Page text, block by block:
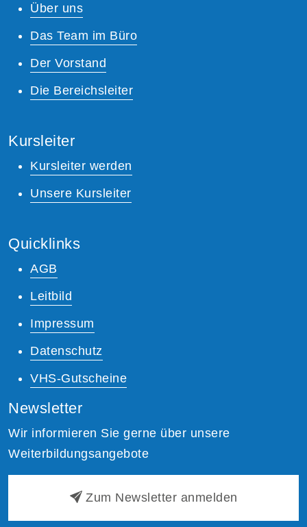
Über uns
Das Team im Büro
Der Vorstand
Die Bereichsleiter
Kursleiter
Kursleiter werden
Unsere Kursleiter
Quicklinks
AGB
Leitbild
Impressum
Datenschutz
VHS-Gutscheine
Newsletter
Wir informieren Sie gerne über unsere
Weiterbildungsangebote
Zum Newsletter anmelden